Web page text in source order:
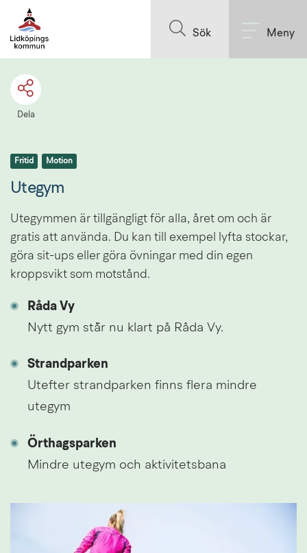
Sök Meny
Dela
Fritid Motion
Utegym
Utegymmen är tillgängligt för alla, året om och är
gratis att använda. Du kan till exempel lyfta stockar,
göra sit-ups eller göra övningar med din egen
kroppsvikt som motstånd.
Råda Vy
Nytt gym st¨år nu klart på Råda Vy.
Strandparken
Utefter strandparken finns flera mindre
utegym
Örthagsparken
Mindre utegym och aktivitetsbana